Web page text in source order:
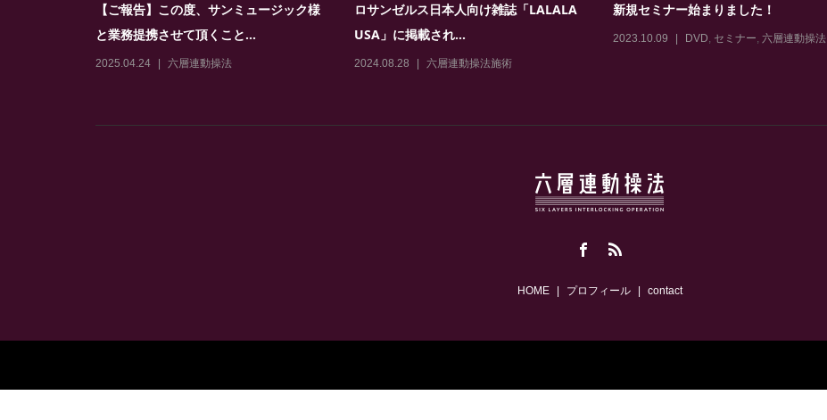
【ご報告】この度、サンミュージック様
と業務提携させて頂くこと...
2025.04.24 六層連動操法
ロサンゼルス日本人向け雑誌「LALALA
USA」に掲載され...
2024.08.28 六層連動操法施術
新規セミナー始まりました！
2023.10.09 DVD, セミナー, 六層連動操法
HOME プロフィール contact